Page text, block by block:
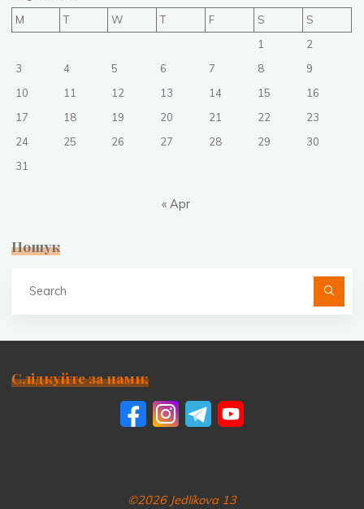
M
T W T F S
S
1
2
3
4 5 6 7 8
9
10
11 12 13 14 15
16
17
18 19 20 21 22
23
24
25 26 27 28 29
30
31
« Apr
Пошук
Слідкуйте за нами:
©2026 Jedlíkova 13